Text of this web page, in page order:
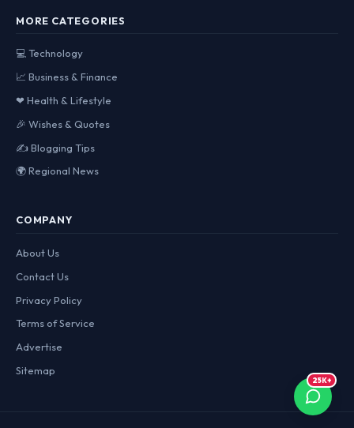
MORE CATEGORIES
💻 Technology
📈 Business & Finance
❤ Health & Lifestyle
🎉 Wishes & Quotes
✍ Blogging Tips
🌍 Regional News
COMPANY
About Us
Contact Us
Privacy Policy
Terms of Service
Advertise
Sitemap
25K+